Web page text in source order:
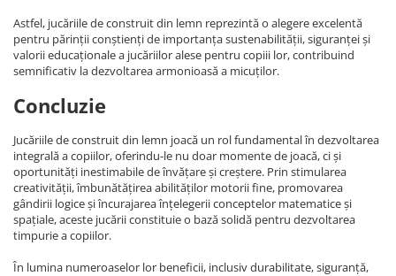
Astfel, jucăriile de construit din lemn reprezintă o alegere excelentă
pentru părinții conștienți de importanța sustenabilității, siguranței și
valorii educaționale a jucăriilor alese pentru copiii lor, contribuind
semnificativ la dezvoltarea armonioasă a micuților.
Concluzie
Jucăriile de construit din lemn joacă un rol fundamental în dezvoltarea
integrală a copiilor, oferindu-le nu doar momente de joacă, ci și
oportunități inestimabile de învățare și creștere. Prin stimularea
creativității, îmbunătățirea abilităților motorii fine, promovarea
gândirii logice și încurajarea înțelegerii conceptelor matematice și
spațiale, aceste jucării constituie o bază solidă pentru dezvoltarea
timpurie a copiilor.
În lumina numeroaselor lor beneficii, inclusiv durabilitate, siguranță,